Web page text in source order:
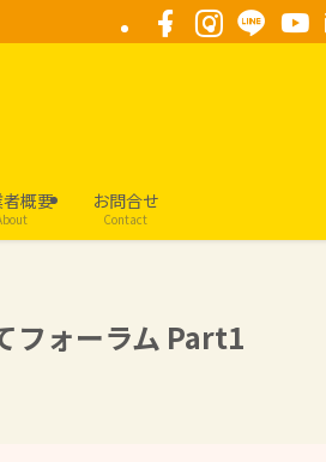
概要 お問合せ
Contact
フォーラム Part1